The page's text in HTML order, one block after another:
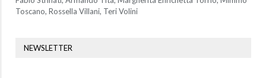
Toscano, Rossella Villani, Teri Volini
NEWSLETTER